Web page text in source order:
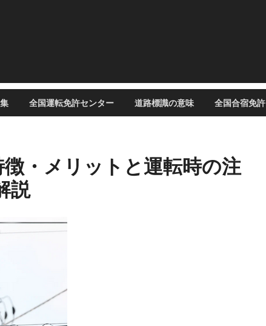
全国運転免許センター 道路標識の意味 全国合宿免許
・メリットと運転時の注
説